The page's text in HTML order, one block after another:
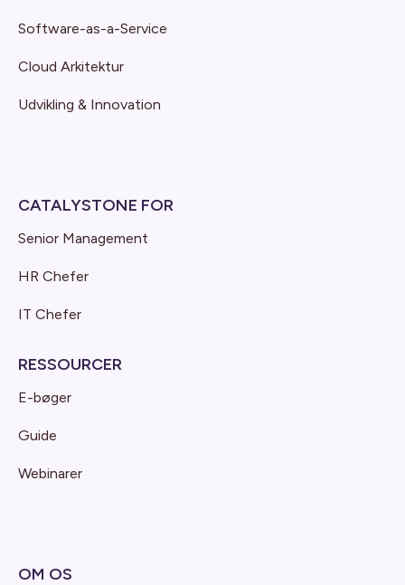
Software-as-a-Service
Cloud Arkitektur
Udvikling & Innovation
CATALYSTONE FOR
Senior Management
HR Chefer
IT Chefer
RESSOURCER
E-bøger
Guide
Webinarer
OM OS